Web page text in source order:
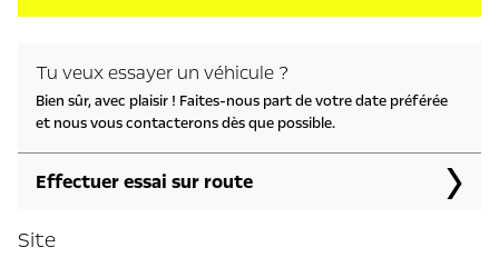
Tu veux essayer un véhicule ?
Bien sûr, avec plaisir ! Faites-nous part de votre date préférée
et nous vous contacterons dès que possible.
Effectuer essai sur route
Site